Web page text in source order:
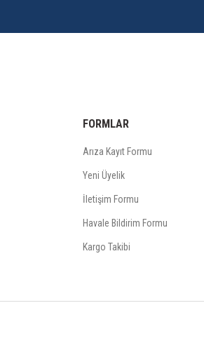
FORMLAR
Arıza Kayıt Formu
Yeni Üyelik
İletişim Formu
Havale Bildirim Formu
Kargo Takibi